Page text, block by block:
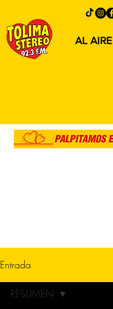
AL AIRE
Entrada
RESUMEN